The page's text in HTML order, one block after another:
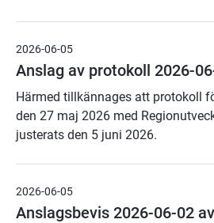
2026-06-05
Anslag av protokoll 2026-
Härmed tillkännages att protokoll
den 27 maj 2026 med
justerats den 5 juni 2026.
2026-06-05
Anslagsbevis 2026-06-02